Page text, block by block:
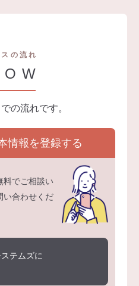
の流れ
の流れです。
情報を登録する
料でご相談い
い合わせくだ
テムズに